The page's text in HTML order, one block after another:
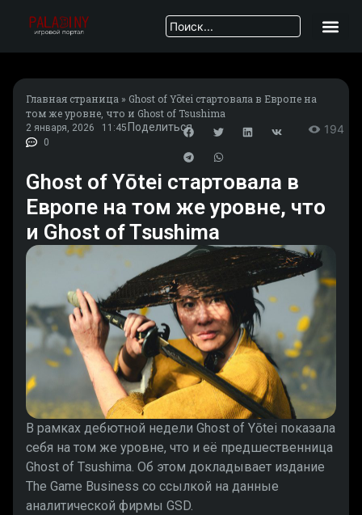
Главная страница » Ghost of Yōtei стартовала в Европе на
том же уровне, что и Ghost of Tsushima
2 января, 2026
11:45
0
Поделиться 194
Ghost of Yōtei стартовала в
Европе на том же уровне, что
и Ghost of Tsushima
В рамках дебютной недели Ghost of Yōtei показала
себя на том же уровне, что и её предшественница
Ghost of Tsushima. Об этом докладывает издание
The Game Business со ссылкой на данные
аналитической фирмы GSD.